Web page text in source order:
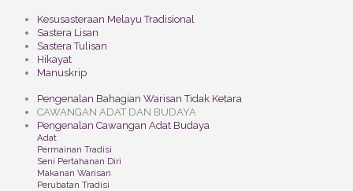
Kesusasteraan Melayu Tradisional
Sastera Lisan
Sastera Tulisan
Hikayat
Manuskrip
Pengenalan Bahagian Warisan Tidak Ketara
CAWANGAN ADAT DAN BUDAYA
Pengenalan Cawangan Adat Budaya
Adat
Permainan Tradisi
Seni Pertahanan Diri
Makanan Warisan
Perubatan Tradisi